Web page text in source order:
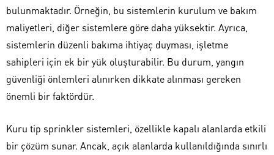
bulunmaktadır. Örneğin, bu sistemlerin kurulum ve bakım
maliyetleri, diğer sistemlere göre daha yüksektir. Ayrıca,
sistemlerin düzenli bakıma ihtiyaç duyması, işletme
sahipleri için ek bir yük oluşturabilir. Bu durum, yangın
güvenliği önlemleri alınırken dikkate alınması gereken
önemli bir faktördür.
Kuru tip sprinkler sistemleri, özellikle kapalı alanlarda etkili
bir çözüm sunar. Ancak, açık alanlarda kullanıldığında sınırlı